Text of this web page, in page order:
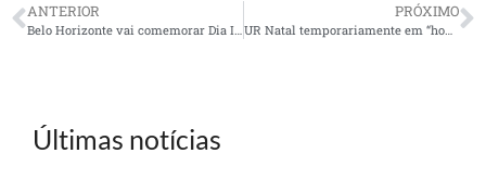
ANTERIOR PRÓXIMO
UR Natal temporariamente em “home office”
Últimas notícias